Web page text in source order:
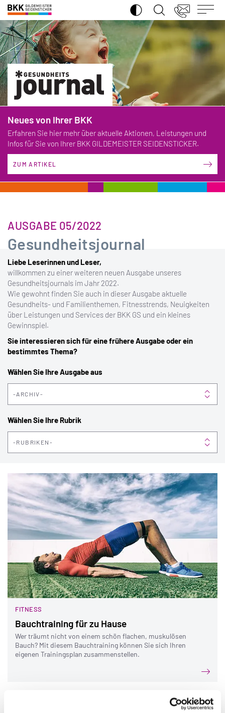
BKK
Gildemeister
Seidensticker
SUCHE ÖFFNEN
Neues von Ihrer BKK
Erfahren Sie hier mehr über aktuelle Aktionen, Leistungen und
Infos für Sie von Ihrer BKK GILDEMEISTER SEIDENSTICKER.
ZUM ARTIKEL
AUSGABE 05/2022
Gesundheitsjournal
Liebe Leserinnen und Leser,
willkommen zu einer weiteren neuen Ausgabe unseres
Gesundheitsjournals im Jahr 2022.
Wie gewohnt finden Sie auch in dieser Ausgabe aktuelle
Gesundheits- und Familienthemen, Fitnesstrends, Neuigkeiten
über Leistungen und Services der BKK GS und ein kleines
Gewinnspiel.
Sie interessieren sich für eine frühere Ausgabe oder ein
bestimmtes Thema?
Wählen Sie Ihre Ausgabe aus
ARCHIV
Wählen Sie Ihre Rubrik
RUBRIKEN
FITNESS
Bauchtraining für zu Hause
Wer träumt nicht von einem schön flachen, muskulösen
Bauch? Mit diesem Bauchtraining können Sie sich Ihren
eigenen Trainingsplan zusammenstellen.